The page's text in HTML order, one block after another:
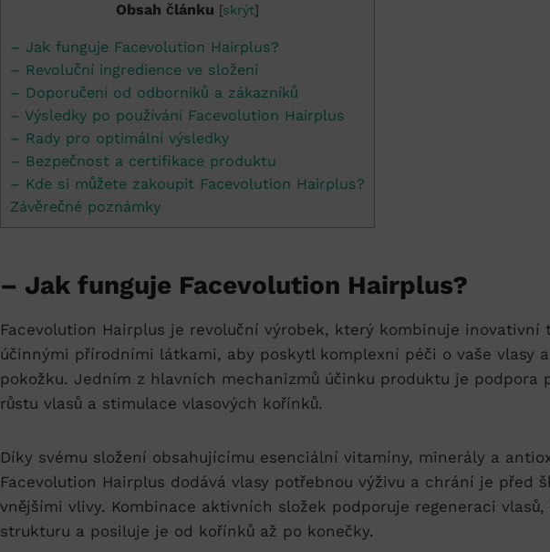
Obsah článku [skrýt]
– Jak funguje Facevolution Hairplus?
– Revoluční ingredience ve složení
– Doporučení od odborníků a zákazníků
– Výsledky po používání Facevolution Hairplus
– Rady pro optimální výsledky
– Bezpečnost a certifikace produktu
– Kde si můžete zakoupit Facevolution Hairplus?
Závěrečné poznámky
– Jak funguje Facevolution Hairplus?
Facevolution Hairplus je revoluční výrobek, který kombinuje inovativní
účinnými přírodními látkami, aby poskytl komplexní péči o vaše vlasy a
pokožku. Jedním z hlavních mechanizmů účinku produktu je podpora
růstu vlasů a stimulace vlasových kořínků.
Díky svému složení obsahujícímu esenciální vitamíny, minerály a
Facevolution Hairplus dodává vlasy potřebnou výživu a chrání je před
vnějšími vlivy. Kombinace aktivních složek podporuje regeneraci
strukturu a posiluje je od kořínků až po konečky.